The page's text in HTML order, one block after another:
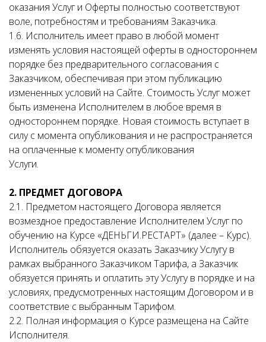
оказания Услуг и Оферты полностью соответствуют
воле, потребностям и требованиям Заказчика.
1.6. Исполнитель имеет право в любой момент
изменять условия настоящей оферты в одностороннем
порядке без предварительного согласования с
Заказчиком, обеспечивая при этом публикацию
измененных условий на Сайте. Стоимость Услуг может
быть изменена Исполнителем в любое время в
одностороннем порядке. Новая стоимость вступает в
силу с момента опубликования и не распространяется
на оплаченные к моменту опубликования
Услуги.
2. ПРЕДМЕТ ДОГОВОРА
2.1. Предметом настоящего Договора является
возмездное предоставление Исполнителем Услуг по
обучению на Курсе «ДЕНЬГИ.РЕСТАРТ» (далее – Курс).
Исполнитель обязуется оказать Заказчику Услугу в
рамках выбранного Заказчиком Тарифа, а Заказчик
обязуется принять и оплатить эту Услугу в порядке и на
условиях, предусмотренных настоящим Договором и в
соответствие с выбранным Тарифом.
2.2. Полная информация о Курсе размещена на Сайте
Исполнителя.